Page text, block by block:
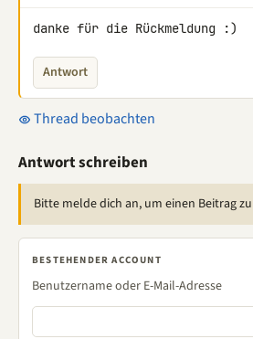
danke für die Rückmeldung :)
Antwort
Thread beobachten
Antwort schreiben
Bitte melde dich an, um einen Beitrag
BESTEHENDER ACCOUNT
Benutzername oder E-Mail-Adresse